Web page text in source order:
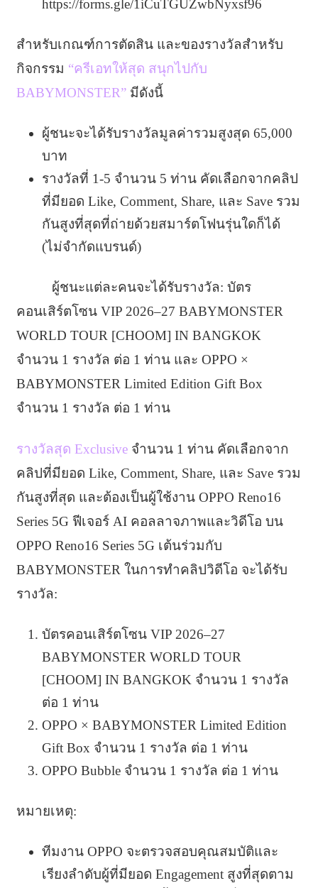
https://forms.gle/1iCuTGUZwbNyxsf96
สำหรับเกณฑ์การตัดสิน และของรางวัลสำหรับ
กิจกรรม “ครีเอทให้สุด สนุกไปกับ
BABYMONSTER”มีดังนี้
ผู้ชนะจะได้รับรางวัลมูลค่ารวมสูงสุด 65,000
บาท
รางวัลที่ 1-5 จำนวน 5 ท่าน คัดเลือกจากคลิป
ที่มียอด Like, Comment, Share, และ Save รวม
กันสูงที่สุดที่ถ่ายด้วยสมาร์ตโฟนรุ่นใดก็ได้
(ไม่จำกัดแบรนด์)
ผู้ชนะแต่ละคนจะได้รับรางวัล: บัตร
คอนเสิร์ตโซน VIP 2026–27 BABYMONSTER
WORLD TOUR [CHOOM] IN BANGKOK
จำนวน 1 รางวัล ต่อ 1 ท่าน และ OPPO ×
BABYMONSTER Limited Edition Gift Box
จำนวน 1 รางวัล ต่อ 1 ท่าน
รางวัลสุด Exclusiveจำนวน 1 ท่าน คัดเลือกจาก
คลิปที่มียอด Like, Comment, Share, และ Save รวม
กันสูงที่สุด และต้องเป็นผู้ใช้งาน OPPO Reno16
Series 5G ฟีเจอร์ AI คอลลาจภาพและวิดีโอ บน
OPPO Reno16 Series 5G เต้นร่วมกับ
BABYMONSTER ในการทำคลิปวิดีโอ จะได้รับ
รางวัล:
บัตรคอนเสิร์ตโซน VIP 2026–27
BABYMONSTER WORLD TOUR
[CHOOM] IN BANGKOK จำนวน 1 รางวัล
ต่อ 1 ท่าน
OPPO × BABYMONSTER Limited Edition
Gift Box จำนวน 1 รางวัล ต่อ 1 ท่าน
OPPO Bubble จำนวน 1 รางวัล ต่อ 1 ท่าน
หมายเหตุ:
ทีมงาน OPPO จะตรวจสอบคุณสมบัติและ
เรียงลำดับผู้ที่มียอด Engagement สูงที่สุดตาม